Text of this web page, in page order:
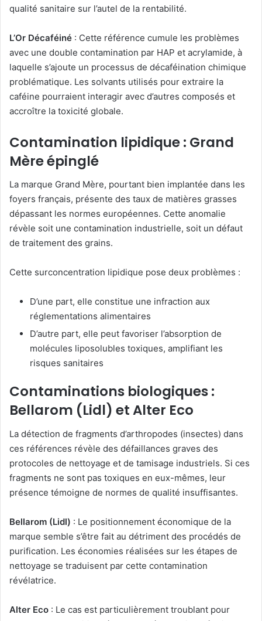
qualité sanitaire sur l’autel de la rentabilité.
L’Or Décaféiné : Cette référence cumule les problèmes
avec une double contamination par HAP et acrylamide, à
laquelle s’ajoute un processus de décaféination chimique
problématique. Les solvants utilisés pour extraire la
caféine pourraient interagir avec d’autres composés et
accroître la toxicité globale.
Contamination lipidique : Grand
Mère épinglé
La marque Grand Mère, pourtant bien implantée dans les
foyers français, présente des taux de matières grasses
dépassant les normes européennes. Cette anomalie
révèle soit une contamination industrielle, soit un défaut
de traitement des grains.
Cette surconcentration lipidique pose deux problèmes :
D’une part, elle constitue une infraction aux
réglementations alimentaires
D’autre part, elle peut favoriser l’absorption de
molécules liposolubles toxiques, amplifiant les
risques sanitaires
Contaminations biologiques :
Bellarom (Lidl) et Alter Eco
La détection de fragments d’arthropodes (insectes) dans
ces références révèle des défaillances graves des
protocoles de nettoyage et de tamisage industriels. Si ces
fragments ne sont pas toxiques en eux-mêmes, leur
présence témoigne de normes de qualité insuffisantes.
Bellarom (Lidl) : Le positionnement économique de la
marque semble s’être fait au détriment des procédés de
purification. Les économies réalisées sur les étapes de
nettoyage se traduisent par cette contamination
révélatrice.
Alter Eco : Le cas est particulièrement troublant pour